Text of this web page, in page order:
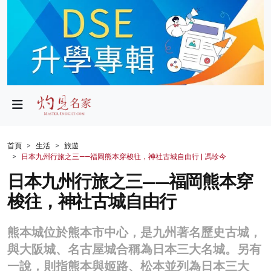
政局
財經
生活
健康
商業
科技
影片
首頁 生活
旅遊
日本九州行旅之三——福岡熊本穿梭往，神社古城自由行 | 馮珍今
日本九州行旅之三——福岡熊本穿
梭往，神社古城自由行
熊本城位於熊本市中心，是九州著名歷史古城，
與大阪城、名古屋城合稱為日本三大名城。另有
一說，則指熊本與姬路、松本並列為日本三大